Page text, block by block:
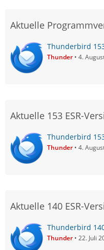
Aktuelle
Thunderbird
Thunder 4.
Aktuelle 153 ESR-
Thunderbird
Thunder 4.
Aktuelle 140 ESR-
Thunderbird
Thunder 22. Juli